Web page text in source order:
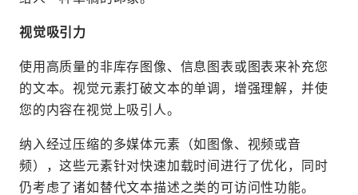
视觉吸引力
使用高质量的非库存图像、信息图表或图表来补充您
的文本。视觉元素打破文本的单调，增强理解，并使
您的内容在视觉上吸引人。
纳入经过压缩的多媒体元素（如图像、视频或音
频），这些元素针对快速加载时间进行了优化，同时
仍考虑了诸如替代文本描述之类的可访问性功能。